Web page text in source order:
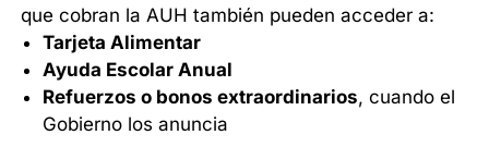
que cobran la AUH también pueden acceder a:
Tarjeta Alimentar
Ayuda Escolar Anual
Refuerzos o bonos extraordinarios, cuando el
Gobierno los anuncia